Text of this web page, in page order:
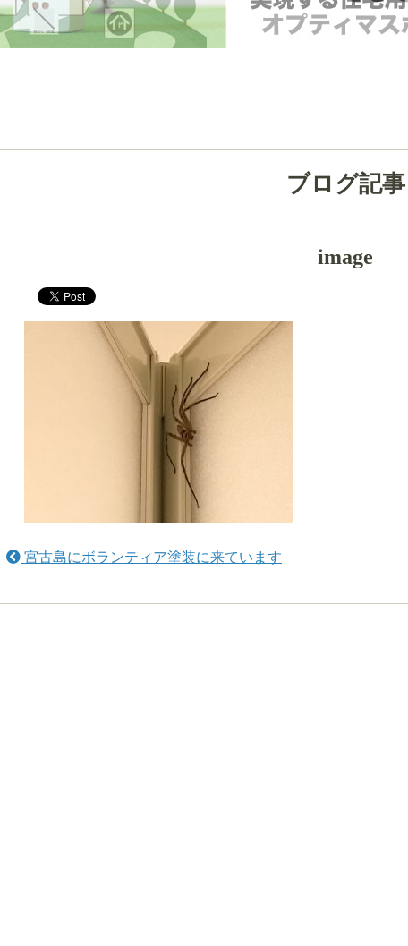
ブログ記事
image
宮古島にボランティア塗装に来ています